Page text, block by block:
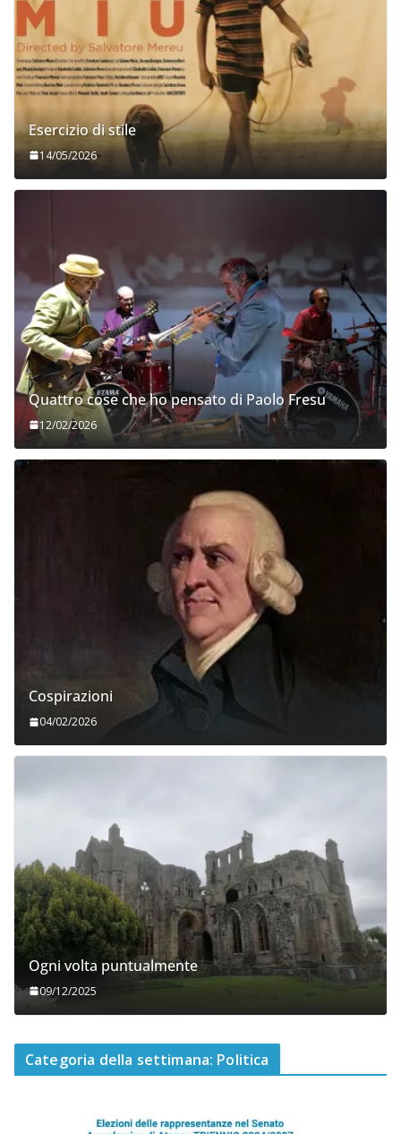
Esercizio di stile
14/05/2026
Quattro cose che ho pensato di Paolo Fresu
12/02/2026
Cospirazioni
04/02/2026
Ogni volta puntualmente
09/12/2025
Categoria della settimana: Politica